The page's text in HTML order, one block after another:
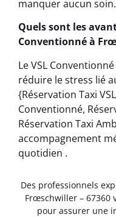
manquer aucun soin.
Quels sont les
Conventionné à
Le VSL
réduire le stress lié
{Réservation Taxi
Conventionné,
Réservation Taxi
accompagnement
quotidien .
Des professionnels
Frœschwiller – 67360
pour assurer une